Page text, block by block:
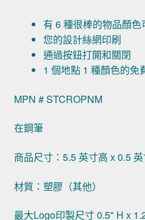
有 6 種很棒的物品顏色
您的設計絲網印刷
通過按鈕打開和關閉
1 個地點 1 種顏色的免
MPN # STCROPNM
在鋼筆
商品尺寸：5.5 英寸高 x 0.5
材質：塑膠（其他）
最大Logo印製尺寸 0.5" H x